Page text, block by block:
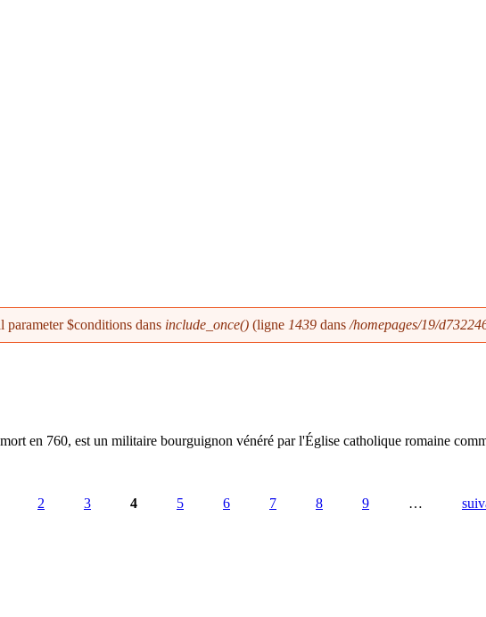
parameter $conditions dans include_once() (ligne 1439 dans /homepages/19/
en 760, est un militaire bourguignon vénéré par l'Église catholique romaine
2 3 4 5 6 7 8 9 …